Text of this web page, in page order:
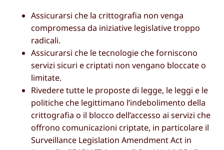
Assicurarsi che la crittografia non venga
compromessa da iniziative legislative troppo
radicali.
Assicurarsi che le tecnologie che forniscono
servizi sicuri e criptati non vengano bloccate o
limitate.
Rivedere tutte le proposte di legge, le leggi e le
politiche che legittimano l’indebolimento della
crittografia o il blocco dell’accesso ai servizi che
offrono comunicazioni criptate, in particolare il
Surveillance Legislation Amendment Act in